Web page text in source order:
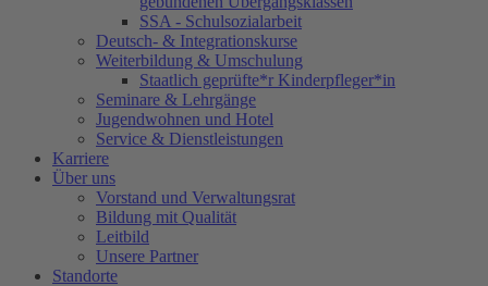
SSA - Schulsozialarbeit
Deutsch- & Integrationskurse
Weiterbildung & Umschulung
Staatlich geprüfte*r Kinderpfleger*in
Seminare & Lehrgänge
Jugendwohnen und Hotel
Service & Dienstleistungen
Karriere
Über uns
Vorstand und Verwaltungsrat
Bildung mit Qualität
Leitbild
Unsere Partner
Standorte